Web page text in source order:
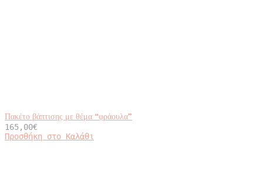
Πακέτο βάπτισης με θέμα “φράουλα”
165,00€
Προσθήκη στο Καλάθι